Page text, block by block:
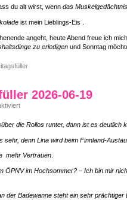
du alt wirst, wenn das
ist mein Lieblings-Eis .
angeht, heute Abend freue ich
zu erledigen und Sonntag
2026-06-19
für
06-
die Rollos runter, dann ist es deutlich
sehr, denn Lina wird beim Finnland-
mehr Vertrauen.
ÖPNV im Hochsommer? – Ich bin mir
der Badewanne steht ein sehr prächtiger